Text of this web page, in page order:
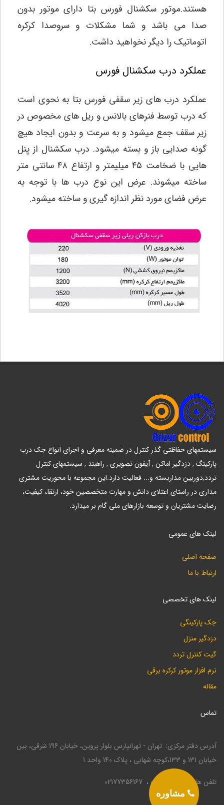
هستند.موتور سکشنال فورس بتا دارای موتور بدون
صدا می باشد و شما مشکلات و سروصدا کرکره
اتوماتیک را دیگر نخواهید داشت.
عملکرد درب سکشنال فورس
عملکرد درب های زیر سقفی فورس بتا به نحوی است
که درب توسط فنرهای بالانس و ریل های مخصوص در
زیر سقف جمع میشود و به سرعت و بدون ایجاد هیچ
گونه صدایی باز و بسته میشود. درب سکشنال از پنل
هایی با ضخامت ۴۵ میلیمتر و ارتفاع ۴۸ سانتی متر
ساخته میشوند. عرض این نوع درب ها با توجه به
عرض فضای مورد نظر اندازه گیری و ساخته میشود.
سیستمهای حفاظتی گذر کنترل در ضمینه معرفی و اجرای انواع جک درب
پارکینگ , دزدگیر اماکن , آیفون تصویری , راهبند , سیستمهای کنترل
تردد,دوربین مداربسته و... فعالیت دارد.این مجموعه با محوریت مشتری
مداری در راستای اعتلای دانش و مهارت متخصصین خود، ارتقاء کیفیت،
رضایت مشتریان و توسعه بازارهای ملی گام بر میدارد.
لینک های عمومی
صفحه اصلی
ارتباط با ما
لینک های تخصصی
جک پارکینگی
دزدگیر منزل
گیت کنترل تردد
نرم افزار موتور کرکره برقی
مقاله
تماس
آدرس دفتر مرکزی
تهران - تهرانپارس بلوار پروین، خیابان 196 شرقی، بین
خیابان 131 و 133،کوچه شهابی ، پلاک 140 واحد 1
تلفن ها
02177330946
02177356167
مشاوره